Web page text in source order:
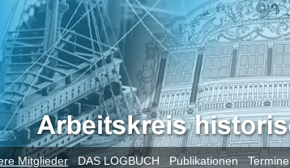
Mitglieder DAS LOGBUCH Publikationen Termine